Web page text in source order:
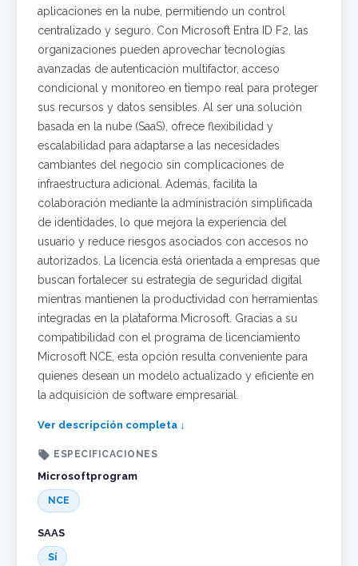
aplicaciones en la nube, permitiendo un control
centralizado y seguro. Con Microsoft Entra ID F2, las
organizaciones pueden aprovechar tecnologías
avanzadas de autenticación multifactor, acceso
condicional y monitoreo en tiempo real para proteger
sus recursos y datos sensibles. Al ser una solución
basada en la nube (SaaS), ofrece flexibilidad y
escalabilidad para adaptarse a las necesidades
cambiantes del negocio sin complicaciones de
infraestructura adicional. Además, facilita la
colaboración mediante la administración simplificada
de identidades, lo que mejora la experiencia del
usuario y reduce riesgos asociados con accesos no
autorizados. La licencia está orientada a empresas que
buscan fortalecer su estrategia de seguridad digital
mientras mantienen la productividad con herramientas
integradas en la plataforma Microsoft. Gracias a su
compatibilidad con el programa de licenciamiento
Microsoft NCE, esta opción resulta conveniente para
quienes desean un modelo actualizado y eficiente en
la adquisición de software empresarial.
Ver descripción completa ↓
 ESPECIFICACIONES
Microsoftprogram
NCE
SAAS
Sí